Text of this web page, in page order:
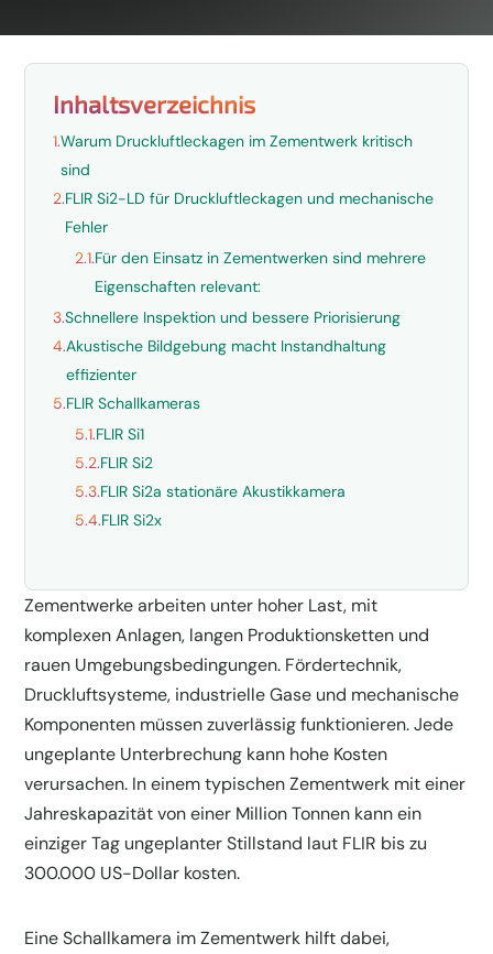
Inhaltsverzeichnis
1.Warum Druckluftleckagen im Zementwerk kritisch
sind
2.FLIR Si2-LD für Druckluftleckagen und mechanische
Fehler
2.1.Für den Einsatz in Zementwerken sind mehrere
Eigenschaften relevant:
3.Schnellere Inspektion und bessere Priorisierung
4.Akustische Bildgebung macht Instandhaltung
effizienter
5.FLIR Schallkameras
5.1.FLIR Si1
5.2.FLIR Si2
5.3.FLIR Si2a stationäre Akustikkamera
5.4.FLIR Si2x
Zementwerke arbeiten unter hoher Last, mit
komplexen Anlagen, langen Produktionsketten und
rauen Umgebungsbedingungen. Fördertechnik,
Druckluftsysteme, industrielle Gase und mechanische
Komponenten müssen zuverlässig funktionieren. Jede
ungeplante Unterbrechung kann hohe Kosten
verursachen. In einem typischen Zementwerk mit einer
Jahreskapazität von einer Million Tonnen kann ein
einziger Tag ungeplanter Stillstand laut FLIR bis zu
300.000 US-Dollar kosten.
Eine Schallkamera im Zementwerk hilft dabei,